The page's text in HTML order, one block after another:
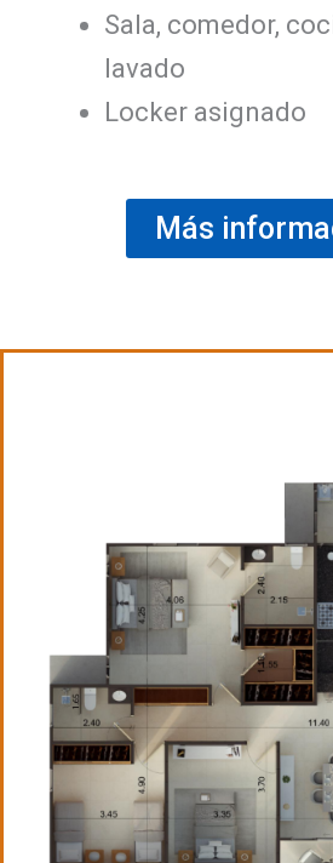
Sala, comedor,
lavado
Locker asignado
Más